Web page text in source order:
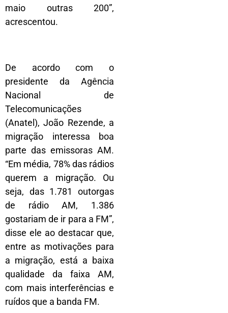
maio outras 200”,
acrescentou.
De acordo com o
presidente da Agência
Nacional de
Telecomunicações
(Anatel), João Rezende, a
migração interessa boa
parte das emissoras AM.
“Em média, 78% das rádios
querem a migração. Ou
seja, das 1.781 outorgas
de rádio AM, 1.386
gostariam de ir para a FM”,
disse ele ao destacar que,
entre as motivações para
a migração, está a baixa
qualidade da faixa AM,
com mais interferências e
ruídos que a banda FM.